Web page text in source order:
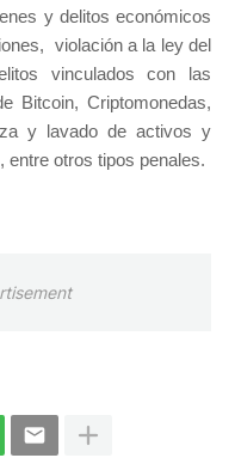
y delitos económicos
violación a la ley del
vinculados con las
Bitcoin, Criptomonedas,
y lavado de activos y
entre otros tipos penales.